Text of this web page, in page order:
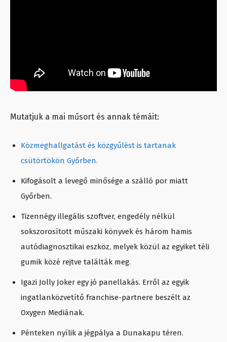
Mutatjuk a mai műsort és annak témáit:
Közmeghallgatást és közgyűlést is tartanak
csütörtökön Győrben.
Kifogásolt a levegő minősége a szálló por miatt
Győrben.
Tizennégy illegális szoftver, engedély nélkül
sokszorosított műszaki könyvek és három hamis
autódiagnosztikai eszköz, melyek közül az egyiket téli
gumik közé rejtve találták meg.
Igazi Jolly Joker egy jó panellakás. Erről az egyik
ingatlanközvetítő franchise-partnere beszélt az
Oxygen Mediának.
Pénteken nyílik a jégpálya a Dunakapu téren.